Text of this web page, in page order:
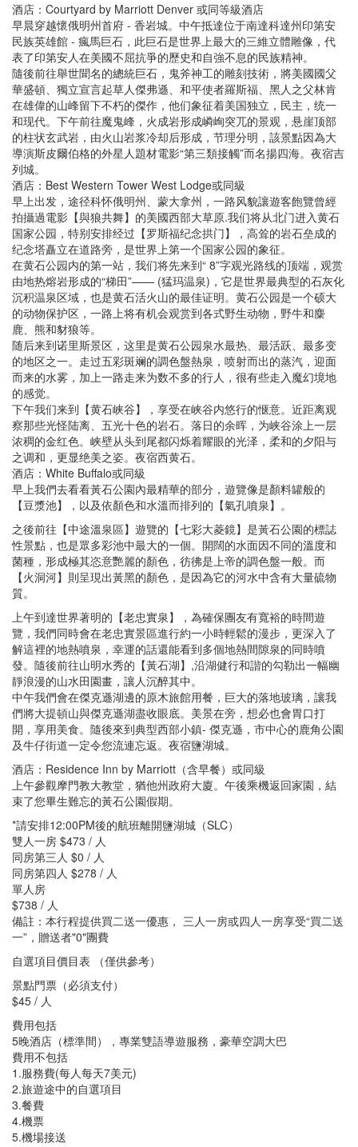
酒店：Courtyard by Marriott Denver 或同等級酒店
早晨穿越懷俄明州首府 - 香岩城。中午抵達位于南達科達州印第安
民族英雄館 - 瘋馬巨石，此巨石是世界上最大的三維立體雕像，代
表了印第安人在美國不屈抗爭的歷史和自強不息的民族精神。
隨後前往舉世聞名的總統巨石，鬼斧神工的雕刻技術，將美國國父
華盛頓、獨立宣言起草人傑弗遜、和平使者羅斯福、黑人之父林肯
在雄偉的山峰留下不朽的傑作，他们象征着美国独立，民主，统一
和现代。下午前往魔鬼峰，火成岩形成嶙峋突兀的景观，悬崖顶部
的柱状玄武岩，由火山岩浆冷却后形成，节理分明，該景點因為大
導演斯皮爾伯格的外星人題材電影“第三類接觸”而名揚四海。夜宿吉
列城。
酒店：Best Western Tower West Lodge或同級
早上出发，途径科怀俄明州、蒙大拿州，一路风貌讓遊客飽覽曾經
拍攝過電影【與狼共舞】的美國西部大草原.我们将从北门进入黄石
国家公园，特别安排经过【罗斯福纪念拱门】，高耸的岩石垒成的
纪念塔矗立在道路旁，是世界上第一个国家公园的象征。
在黄石公园内的第一站，我们将先来到“ 8”字观光路线的顶端，观赏
由地热熔岩形成的“梯田”—— (猛玛温泉)，它是世界最典型的石灰化
沉积温泉区域，也是黄石活火山的最佳证明。黄石公园是一个硕大
的动物保护区，一路上将有机会观赏到各式野生动物，野牛和麋
鹿、熊和豺狼等。
随后来到诺里斯景区，这里是黄石公园泉水最热、最活跃、最多变
的地区之一。走过五彩斑斓的調色盤熱泉，喷射而出的蒸汽，迎面
而来的水雾，加上一路走来为数不多的行人，很有些走入魔幻境地
的感觉。
下午我们来到【黄石峡谷】，享受在峡谷内悠行的惬意。近距离观
察那些光怪陆离、五光十色的岩石。落日的余晖，为峡谷涂上一层
浓稠的金红色。峡壁从头到尾都闪烁着耀眼的光泽，柔和的夕阳与
之调和，更显绝美之姿。夜宿西黄石。
酒店：White Buffalo或同級
早上我們去看看黃石公園內最精華的部分，遊覽像是顏料罐般的
【豆漿池】，以及依顏色和水溫而排列的【氣孔噴泉】。
之後前往【中途溫泉區】遊覽的【七彩大菱鏡】是黃石公園的標誌
性景點，也是眾多彩池中最大的一個。開闊的水面因不同的溫度和
菌種，形成極其恣意艷麗的顏色，彷彿是上帝的調色盤一般。而
【火洞河】則呈現出黃黑的顏色，是因為它的河水中含有大量硫物
質。
上午到達世界著明的【老忠實泉】，為確保團友有寬裕的時間遊
覽，我們同時會在老忠實景區進行約一小時輕鬆的漫步，更深入了
解這裡的地熱噴泉，幸運的話還能看到多個地熱間隙泉的同時噴
發。隨後前往山明水秀的【黃石湖】,沿湖健行和諧的勾勒出一幅幽
靜浪漫的山水田園畫，讓人沉醉其中。
中午我們會在傑克遜湖邊的原木旅館用餐，巨大的落地玻璃，讓我
們將大提頓山與傑克遜湖盡收眼底。美景在旁，想必也會胃口打
開，享用美食。隨後來到典型西部小鎮- 傑克遜，市中心的鹿角公園
及牛仔街道一定令您流連忘返。夜宿鹽湖城。
酒店：Residence Inn by Marriott（含早餐）或同級
上午參觀摩門教大教堂，猶他州政府大廈。午後乘機返回家園，結
束了您畢生難忘的黃石公園假期。
*請安排12:00PM後的航班離開鹽湖城（SLC）
雙人一房 $473 / 人
同房第三人 $0 / 人
同房第四人 $278 / 人
單人房
$738 / 人
備註：本行程提供買二送一優惠， 三人一房或四人一房享受“買二送
一”，贈送者"0"團費
自選項目價目表 （僅供參考）
景點門票（必須支付）
$45 / 人
費用包括
5晚酒店（標準間），專業雙語導遊服務，豪華空調大巴
費用不包括
1.服務費(每人每天7美元)
2.旅遊途中的自選項目
3.餐費
4.機票
5.機場接送